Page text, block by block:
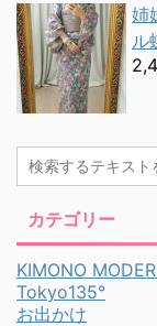
姉
ル
カテゴリー
KIMONO
Tokyo135°
お出かけ